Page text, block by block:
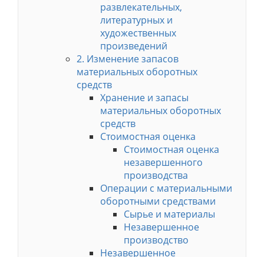
развлекательных,
литературных и
художественных
произведений
2. Изменение запасов
материальных оборотных
средств
Хранение и запасы
материальных оборотных
средств
Стоимостная оценка
Стоимостная оценка
незавершенного
производства
Операции с материальными
оборотными средствами
Сырье и материалы
Незавершенное
производство
Незавершенное